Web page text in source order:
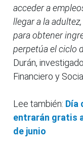
acceder a
llegar a la
para obtener
perpetúa el ciclo
Durán,
Financiero y
Lee también: Día
entrarán gratis
de junio